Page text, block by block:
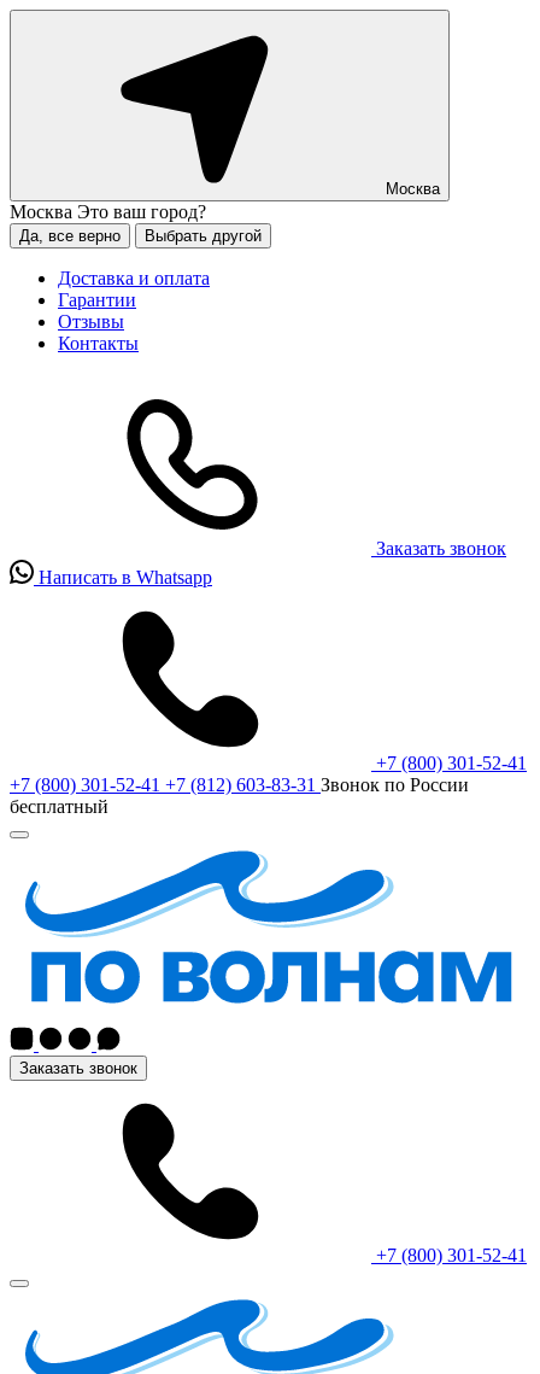
Москва
Москва Это ваш город?
Да, все верно Выбрать другой
Доставка и оплата
Гарантии
Отзывы
Контакты
Заказать звонок
Написать в Whatsapp
+7 (800) 301-52-41
+7 (800) 301-52-41 +7 (812) 603-83-31 Звонок по России
бесплатный
Заказать звонок
+7 (800) 301-52-41